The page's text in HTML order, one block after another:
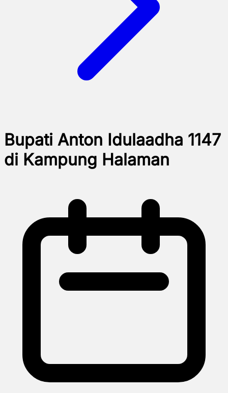
Bupati Anton Idulaadha 1147
di Kampung Halaman